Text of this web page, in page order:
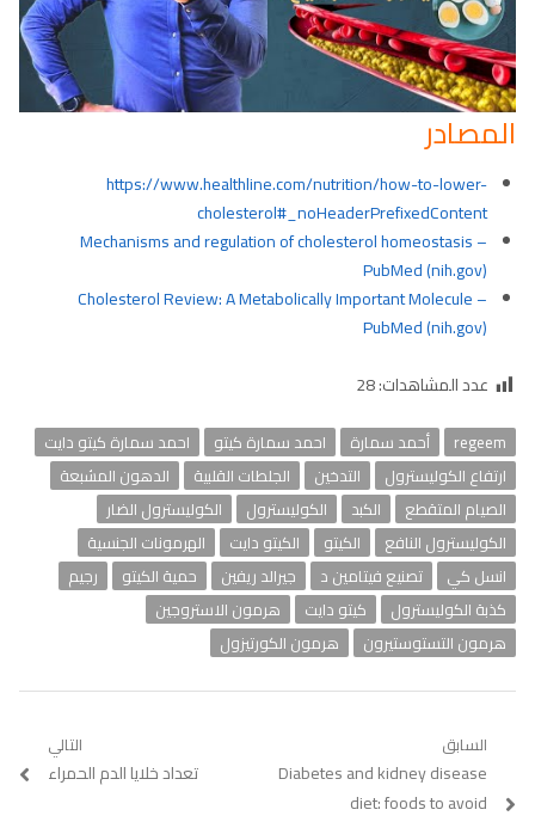
المصادر
https://www.healthline.com/nutrition/how-to-lower-
cholesterol#_noHeaderPrefixedContent
Mechanisms and regulation of cholesterol homeostasis –
PubMed (nih.gov)
Cholesterol Review: A Metabolically Important Molecule –
PubMed (nih.gov)
عدد المشاهدات:28
regeem أحمد سمارة احمد سمارة كيتو
احمد سمارة كيتو دايت
ارتفاع الكوليسترول
التدخين الجلطات القلبية
الدهون المشبعة
الصيام المتقطع
الكبد الكوليسترول
الكوليسترول الضار
الكوليسترول النافع
الكيتو الكيتو دايت
الهرمونات الجنسية
انسل كي
تصنيع فيتامين د جيرالد ريفين حمية الكيتو
رجيم
كذبة الكوليسترول
كيتو دايت
هرمون الاستروجين
هرمون التستوستيرون
هرمون الكورتيزول
تصفّح
المقالات
السابق
Previous
post:
Diabetes and kidney disease
diet: foods to avoid
التالي
Next
تعداد خلايا الدم الحمراء